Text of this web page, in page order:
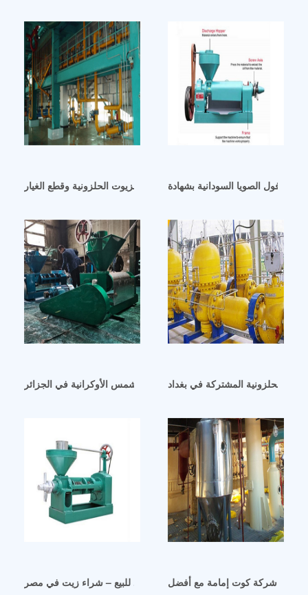
مصر لآلات معاصر الزيوت الحلزونية وقطع الغيار
آلة عصر زيت بذور عباد الشمس الأوكرانية في الجزائر
الحلزونية المشتركة في بغداد
ماكينة استخلاص زيت جوز الهند على البارد للبيع – شراء زيت في مصر
من شركة كوت إمامة مع أفضل